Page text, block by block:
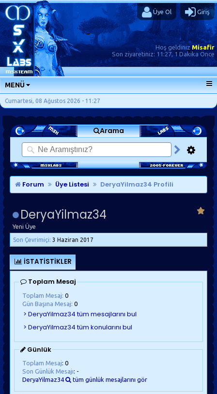
Üye Ol Giriş
Hoş geldinizMisafir
Son ziyaretiniz: 11:27, 1 Dakika Önce
MENÜ
ANA SAYFA
FORUMLAR
SORU-CEVAP
GÜNLÜKLER
SON MESAJLAR
KISAYOLLAR
Cumartesi, 08 Ağustos 2026 - 11:27
Arama
Forum Üye Listesi DeryaYilmaz34 Profili
DeryaYilmaz34
Yeni Üye
Son Çevrimiçi: 3 Haziran 2017
İSTATISTIKLER
Toplam Mesaj
Toplam Mesaj: 0
Gün Başına Mesaj: 0
Günlük
Toplam Mesaj: 0
Son Günlük Mesajı : -
DeryaYilmaz34
tüm günlük mesajlarını gör